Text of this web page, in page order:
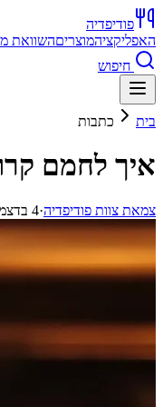
פודיפדיה
האפליקציהמוצריםהשוואת
חיפוש
בית כתבות
איך לחמם
צמאת צוות פודיפדיה·4 בדצמבר 2024